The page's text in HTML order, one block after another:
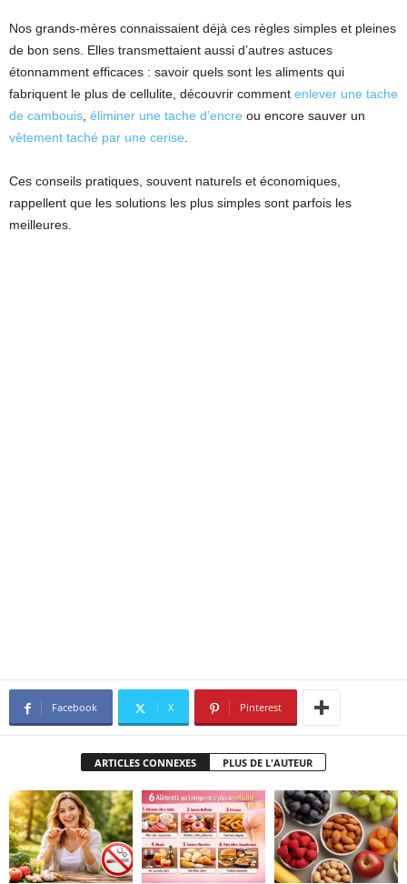
Nos grands-mères connaissaient déjà ces règles simples et pleines
de bon sens. Elles transmettaient aussi d’autres astuces
étonnamment efficaces : savoir quels sont les aliments qui
fabriquent le plus de cellulite, découvrir comment enlever une tache
de cambouis, éliminer une tache d’encre ou encore sauver un
vêtement taché par une cerise.
Ces conseils pratiques, souvent naturels et économiques,
rappellent que les solutions les plus simples sont parfois les
meilleures.
Facebook X Pinterest
ARTICLES CONNEXES PLUS DE L'AUTEUR